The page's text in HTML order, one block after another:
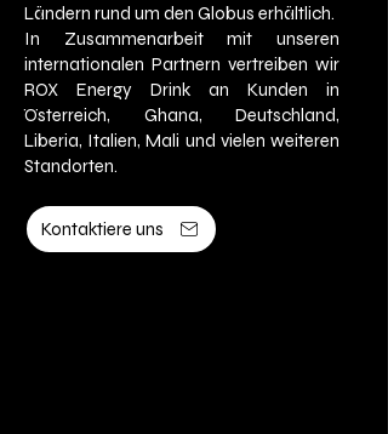
Ländern rund um den Globus erhältlich.
In Zusammenarbeit mit unseren
internationalen Partnern vertreiben wir
ROX Energy Drink an Kunden in
Österreich, Ghana, Deutschland,
Liberia, Italien, Mali und vielen weiteren
Standorten.
Kontaktiere uns